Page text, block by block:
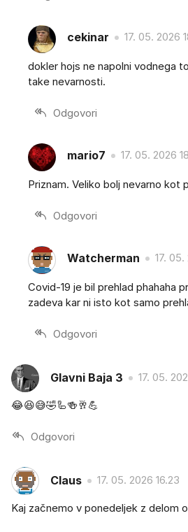
cekinar 17. 05. 2026
dokler hojs ne napolni vodnega
take nevarnosti.
Odgovori
mario7 17. 05. 2026
Priznam. Veliko bolj nevarno kot
Odgovori
Watcherman 17.
Covid-19 je bil prehlad phahaha
zadeva kar ni isto kot samo
Odgovori
Glavni Baja 3 17. 05.
😂😆😅🤣🦾🍻🥂💪
Odgovori
Claus 17. 05. 2026 16.23
Kaj začnemo v ponedeljek z delom